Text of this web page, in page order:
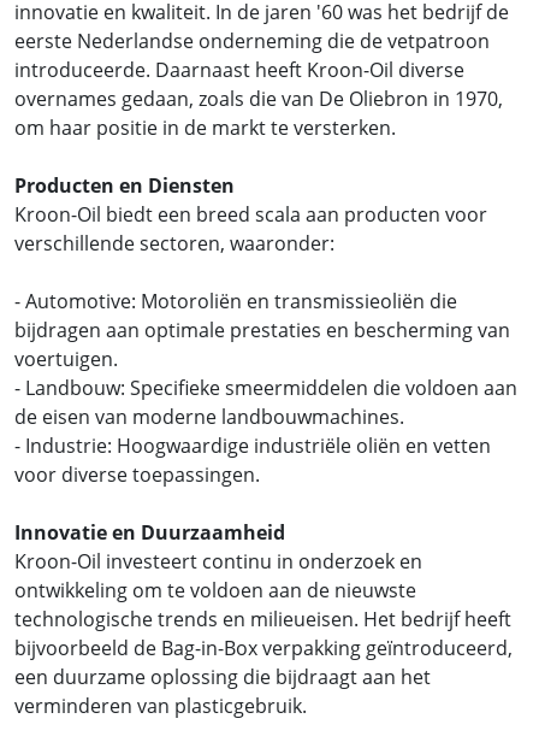
innovatie en kwaliteit. In de jaren '60 was het bedrijf de
eerste Nederlandse onderneming die de vetpatroon
introduceerde. Daarnaast heeft Kroon-Oil diverse
overnames gedaan, zoals die van De Oliebron in 1970,
om haar positie in de markt te versterken.
Producten en Diensten
Kroon-Oil biedt een breed scala aan producten voor
verschillende sectoren, waaronder:
- Automotive: Motoroliën en transmissieoliën die
bijdragen aan optimale prestaties en bescherming van
voertuigen.
- Landbouw: Specifieke smeermiddelen die voldoen aan
de eisen van moderne landbouwmachines.
- Industrie: Hoogwaardige industriële oliën en vetten
voor diverse toepassingen.
Innovatie en Duurzaamheid
Kroon-Oil investeert continu in onderzoek en
ontwikkeling om te voldoen aan de nieuwste
technologische trends en milieueisen. Het bedrijf heeft
bijvoorbeeld de Bag-in-Box verpakking geïntroduceerd,
een duurzame oplossing die bijdraagt aan het
verminderen van plasticgebruik.